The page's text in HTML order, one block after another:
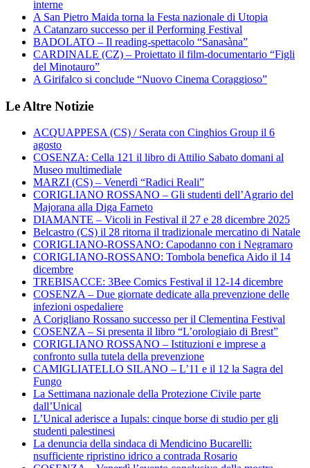
interne
A San Pietro Maida torna la Festa nazionale di Utopia
A Catanzaro successo per il Performing Festival
BADOLATO – Il reading-spettacolo “Sanasàna”
CARDINALE (CZ) – Proiettato il film-documentario “Figli
del Minotauro”
A Girifalco si conclude “Nuovo Cinema Coraggioso”
Le Altre Notizie
ACQUAPPESA (CS) / Serata con Cinghios Group il 6
agosto
COSENZA: Cella 121 il libro di Attilio Sabato domani al
Museo multimediale
MARZI (CS) – Venerdì “Radici Reali”
CORIGLIANO ROSSANO – Gli studenti dell’Agrario del
Majorana alla Diga Farneto
DIAMANTE – Vicoli in Festival il 27 e 28 dicembre 2025
Belcastro (CS) il 28 ritorna il tradizionale mercatino di Natale
CORIGLIANO-ROSSANO: Capodanno con i Negramaro
CORIGLIANO-ROSSANO: Tombola benefica Aido il 14
dicembre
TREBISACCE: 3Bee Comics Festival il 12-14 dicembre
COSENZA – Due giornate dedicate alla prevenzione delle
infezioni ospedaliere
A Corigliano Rossano successo per il Clementina Festival
COSENZA – Si presenta il libro “L’orologiaio di Brest”
CORIGLIANO ROSSANO – Istituzioni e imprese a
confronto sulla tutela della prevenzione
CAMIGLIATELLO SILANO – L’11 e il 12 la Sagra del
Fungo
La Settimana nazionale della Protezione Civile parte
dall’Unical
L’Unical aderisce a Iupals: cinque borse di studio per gli
studenti palestinesi
La denuncia della sindaca di Mendicino Bucarelli:
nsufficiente ripristino idrico a contrada Rosario